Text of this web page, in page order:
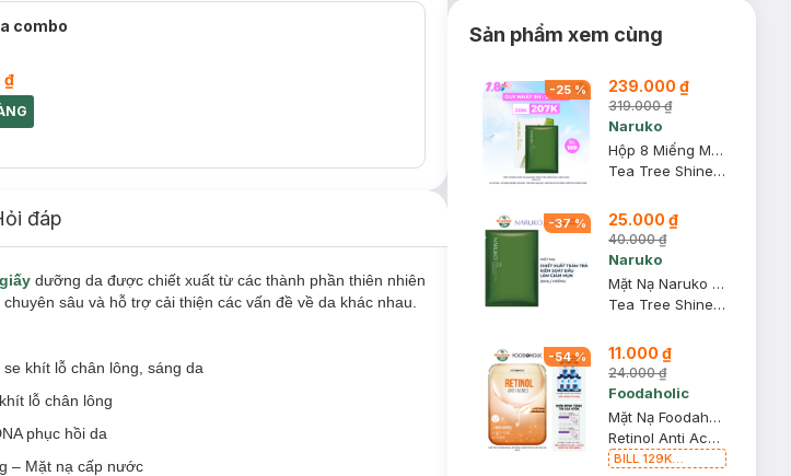
combo
₫
ICON
đáp
dưỡng da được chiết xuất từ các thành phần thiên nhiên
sâu và hỗ trợ cải thiện các vấn đề về da khác nhau.
khít lỗ chân lông, sáng da
lỗ chân lông
phục hồi da
– Mặt nạ cấp nước
Sản phẩm xem cùng
-25% 239.000 ₫
319.000 ₫
Naruko
Hộp 8 Miếng Mặt Nạ Naruko Tràm Trà Kiềm Dầu Giảm Mụn 26ml/M
Tea Tree Shine Control and Blemish Clear Mask
-37% 25.000 ₫
40.000 ₫
Naruko
Mặt Nạ Naruko Tràm Trà Kiểm Soát Dầu Và Giảm Mụn 26ml
Tea Tree Shine Control and Blemish Clear Mask
-54% 11.000 ₫
24.000 ₫
Foodaholic
Mặt Nạ Foodaholic Retinol Giảm Mụn & Tái Tạo Da 23ml
Retinol Anti Acnes Mask
BILL 129K